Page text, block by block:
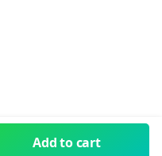
านก็ได้ยิน ไม่ต้องละสายตา
ดงานมาเช็คมือถือ บริการ
Add to cart